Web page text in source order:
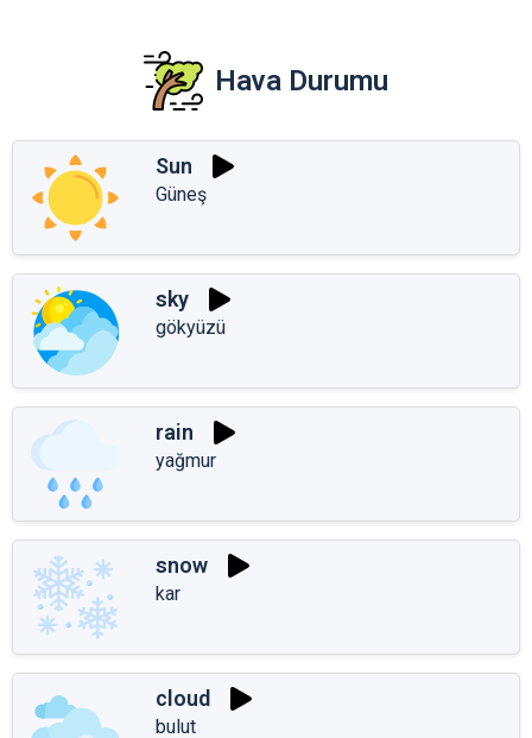
Hava Durumu
Sun
Güneş
sky
gökyüzü
rain
yağmur
snow
kar
cloud
bulut